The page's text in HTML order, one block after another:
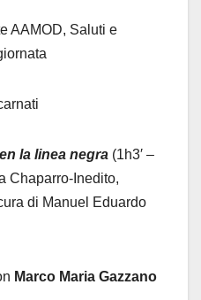
AAMOD, Saluti e
la linea negra (1h3′ –
Chaparro-Inedito,
di Manuel Eduardo
Marco Maria Gazzano